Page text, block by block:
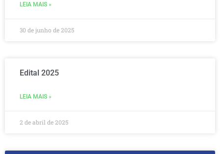
LEIA MAIS »
30 de junho de 2025
Edital 2025
LEIA MAIS »
2 de abril de 2025